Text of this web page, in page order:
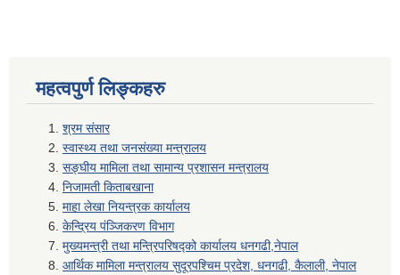
महत्वपुर्ण लिङ्कहरु
श्रम संसार
स्वास्थ्य तथा जनसंख्या मन्त्रालय
सङ्घीय मामिला तथा सामान्य प्रशासन मन्त्रालय
निजामती किताबखाना
माहा लेखा नियन्त्रक कार्यालय
केन्द्रिय पंञ्जिकरण विभाग
मुख्यमन्त्री तथा मन्त्रिपरिषद्को कार्यालय धनगढी,नेपाल
आर्थिक मामिला मन्त्रालय सुदूरपश्चिम प्रदेश, धनगढी, कैलाली, नेपाल